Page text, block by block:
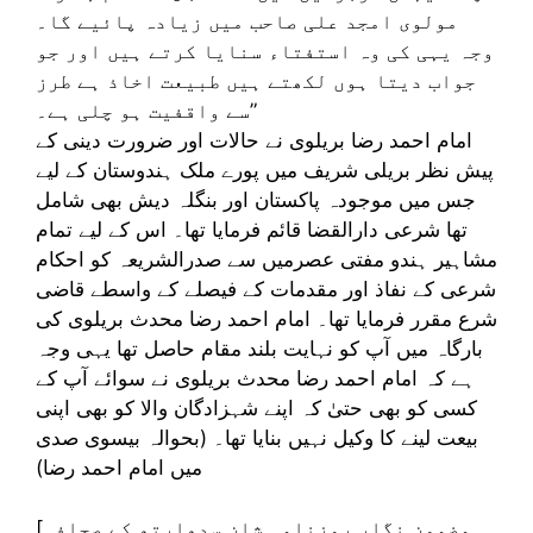
مولوی امجد علی صاحب میں زیادہ پائیے گا۔
وجہ یہی کی وہ استفتاء سنایا کرتے ہیں اور جو
جواب دیتا ہوں لکھتے ہیں طبیعت اخاذ ہے طرز
سے واقفیت ہو چلی ہے۔”
امام احمد رضا بریلوی نے حالات اور ضرورت دینی کے
پیش نظر بریلی شریف میں پورے ملک ہندوستان کے لیے
جس میں موجودہ پاکستان اور بنگلہ دیش بھی شامل
تھا شرعی دارالقضا قائم فرمایا تھا۔ اس کے لیے تمام
مشاہیر ہندو مفتی عصرمیں سے صدرالشریعہ کو احکام
شرعی کے نفاذ اور مقدمات کے فیصلے کے واسطے قاضی
شرع مقرر فرمایا تھا۔ امام احمد رضا محدث بریلوی کی
بارگاہ میں آپ کو نہایت بلند مقام حاصل تھا یہی وجہ
ہے کہ امام احمد رضا محدث بریلوی نے سوائے آپ کے
کسی کو بھی حتیٰ کہ اپنے شہزادگان والا کو بھی اپنی
بیعت لینے کا وکیل نہیں بنایا تھا۔ (بحوالہ بیسوی صدی
میں امام احمد رضا)
[مضمون نگار روزنامہ شان سدھارتھ کے صحافی